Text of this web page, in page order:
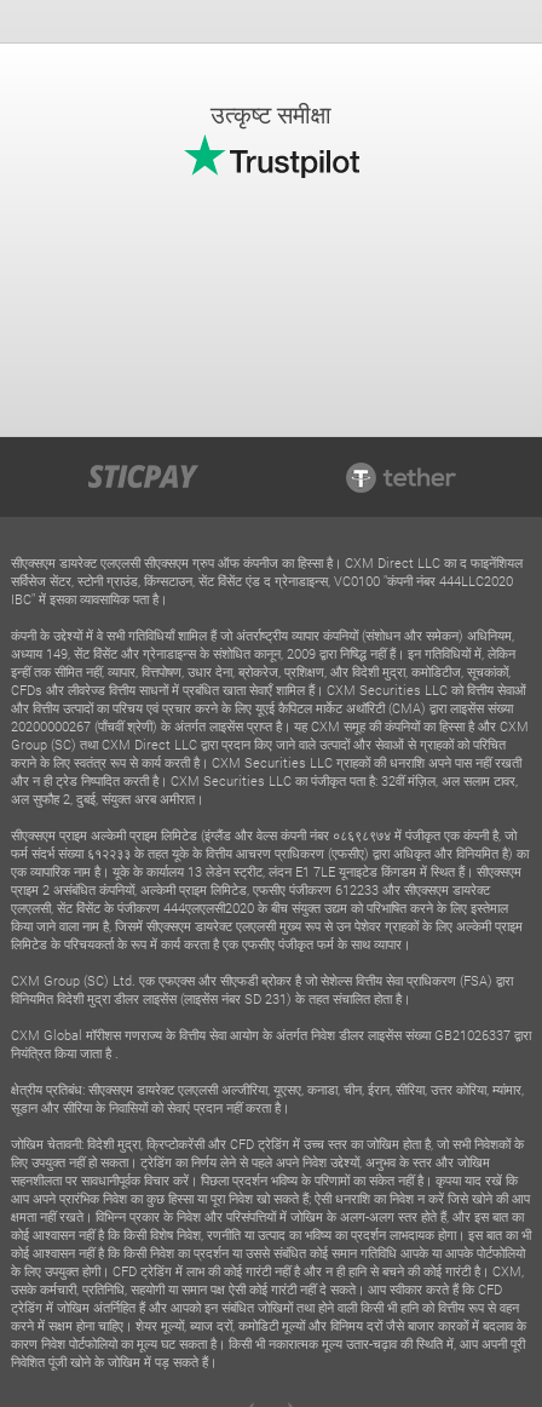
उत्कृष्ट समीक्षा
सीएक्सएम डायरेक्ट एलएलसी सीएक्सएम ग्रुप ऑफ कंपनीज का हिस्सा है। CXM Direct LLC का द फाइनेंशियल
सर्विसेज सेंटर, स्टोनी ग्राउंड, किंग्सटाउन, सेंट विंसेंट एंड द ग्रेनाडाइन्स, VC0100 "कंपनी नंबर 444LLC2020
IBC" में इसका व्यावसायिक पता है।
कंपनी के उद्देश्यों में वे सभी गतिविधियाँ शामिल हैं जो अंतर्राष्ट्रीय व्यापार कंपनियों (संशोधन और समेकन) अधिनियम,
अध्याय 149, सेंट विंसेंट और ग्रेनाडाइन्स के संशोधित कानून, 2009 द्वारा निषिद्ध नहीं हैं। इन गतिविधियों में, लेकिन
इन्हीं तक सीमित नहीं, व्यापार, वित्तपोषण, उधार देना, ब्रोकरेज, प्रशिक्षण, और विदेशी मुद्रा, कमोडिटीज, सूचकांकों,
CFDs और लीवरेज्ड वित्तीय साधनों में प्रबंधित खाता सेवाएँ शामिल हैं। CXM Securities LLC को वित्तीय सेवाओं
और वित्तीय उत्पादों का परिचय एवं प्रचार करने के लिए यूएई कैपिटल मार्केट अथॉरिटी (CMA) द्वारा लाइसेंस संख्या
20200000267 (पाँचवीं श्रेणी) के अंतर्गत लाइसेंस प्राप्त है। यह CXM समूह की कंपनियों का हिस्सा है और CXM
Group (SC) तथा CXM Direct LLC द्वारा प्रदान किए जाने वाले उत्पादों और सेवाओं से ग्राहकों को परिचित
कराने के लिए स्वतंत्र रूप से कार्य करती है। CXM Securities LLC ग्राहकों की धनराशि अपने पास नहीं रखती
और न ही ट्रेड निष्पादित करती है। CXM Securities LLC का पंजीकृत पता है: 32वीं मंज़िल, अल सलाम टावर,
अल सुफौह 2, दुबई, संयुक्त अरब अमीरात।
सीएक्सएम प्राइम अल्केमी प्राइम लिमिटेड (इंग्लैंड और वेल्स कंपनी नंबर ०८६९८९७४ में पंजीकृत एक कंपनी है, जो
फर्म संदर्भ संख्या ६१२२३३ के तहत यूके के वित्तीय आचरण प्राधिकरण (एफसीए) द्वारा अधिकृत और विनियमित है) का
एक व्यापारिक नाम है। यूके के कार्यालय 13 लेडेन स्ट्रीट, लंदन E1 7LE यूनाइटेड किंगडम में स्थित हैं। सीएक्सएम
प्राइम 2 असंबंधित कंपनियों, अल्केमी प्राइम लिमिटेड, एफसीए पंजीकरण 612233 और सीएक्सएम डायरेक्ट
एलएलसी, सेंट विंसेंट के पंजीकरण 444एलएलसी2020 के बीच संयुक्त उद्यम को परिभाषित करने के लिए इस्तेमाल
किया जाने वाला नाम है, जिसमें सीएक्सएम डायरेक्ट एलएलसी मुख्य रूप से उन पेशेवर ग्राहकों के लिए अल्केमी प्राइम
लिमिटेड के परिचयकर्ता के रूप में कार्य करता है एक एफसीए पंजीकृत फर्म के साथ व्यापार।
CXM Group (SC) Ltd. एक एफएक्स और सीएफडी ब्रोकर है जो सेशेल्स वित्तीय सेवा प्राधिकरण (FSA) द्वारा
विनियमित विदेशी मुद्रा डीलर लाइसेंस (लाइसेंस नंबर SD 231) के तहत संचालित होता है।
CXM Global मॉरीशस गणराज्य के वित्तीय सेवा आयोग के अंतर्गत निवेश डीलर लाइसेंस संख्या GB21026337 द्वारा
नियंत्रित किया जाता है .
क्षेत्रीय प्रतिबंध: सीएक्सएम डायरेक्ट एलएलसी अल्जीरिया, यूएसए, कनाडा, चीन, ईरान, सीरिया, उत्तर कोरिया, म्यांमार,
सूडान और सीरिया के निवासियों को सेवाएं प्रदान नहीं करता है।
जोखिम चेतावनी: विदेशी मुद्रा, क्रिप्टोकरेंसी और CFD ट्रेडिंग में उच्च स्तर का जोखिम होता है, जो सभी निवेशकों के
लिए उपयुक्त नहीं हो सकता। ट्रेडिंग का निर्णय लेने से पहले अपने निवेश उद्देश्यों, अनुभव के स्तर और जोखिम
सहनशीलता पर सावधानीपूर्वक विचार करें। पिछला प्रदर्शन भविष्य के परिणामों का संकेत नहीं है। कृपया याद रखें कि
आप अपने प्रारंभिक निवेश का कुछ हिस्सा या पूरा निवेश खो सकते हैं; ऐसी धनराशि का निवेश न करें जिसे खोने की आप
क्षमता नहीं रखते। विभिन्न प्रकार के निवेश और परिसंपत्तियों में जोखिम के अलग-अलग स्तर होते हैं, और इस बात का
कोई आश्वासन नहीं है कि किसी विशेष निवेश, रणनीति या उत्पाद का भविष्य का प्रदर्शन लाभदायक होगा। इस बात का भी
कोई आश्वासन नहीं है कि किसी निवेश का प्रदर्शन या उससे संबंधित कोई समान गतिविधि आपके या आपके पोर्टफोलियो
के लिए उपयुक्त होगी। CFD ट्रेडिंग में लाभ की कोई गारंटी नहीं है और न ही हानि से बचने की कोई गारंटी है। CXM,
उसके कर्मचारी, प्रतिनिधि, सहयोगी या समान पक्ष ऐसी कोई गारंटी नहीं दे सकते। आप स्वीकार करते हैं कि CFD
ट्रेडिंग में जोखिम अंतर्निहित हैं और आपको इन संबंधित जोखिमों तथा होने वाली किसी भी हानि को वित्तीय रूप से वहन
करने में सक्षम होना चाहिए। शेयर मूल्यों, ब्याज दरों, कमोडिटी मूल्यों और विनिमय दरों जैसे बाजार कारकों में बदलाव के
कारण निवेश पोर्टफोलियो का मूल्य घट सकता है। किसी भी नकारात्मक मूल्य उतार-चढ़ाव की स्थिति में, आप अपनी पूरी
निवेशित पूंजी खोने के जोखिम में पड़ सकते हैं।